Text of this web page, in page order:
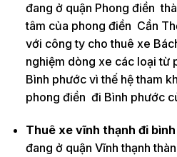
đang ở quận Phong điền
tâm của phong điền Cần
với công ty cho thuê xe
nghiệm dòng xe các loại từ
Bình phước vì thế hệ tham
phong điền đi Bình phước
Thuê xe vĩnh thạnh đi
đang ở quận Vĩnh thạnh